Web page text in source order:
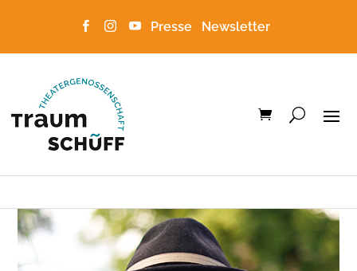
   Presse Newsletter